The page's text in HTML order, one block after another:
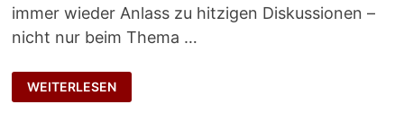
immer wieder Anlass zu hitzigen Diskussionen –
nicht nur beim Thema …
HART,
ABER
EHRLICH
WEITERLESEN